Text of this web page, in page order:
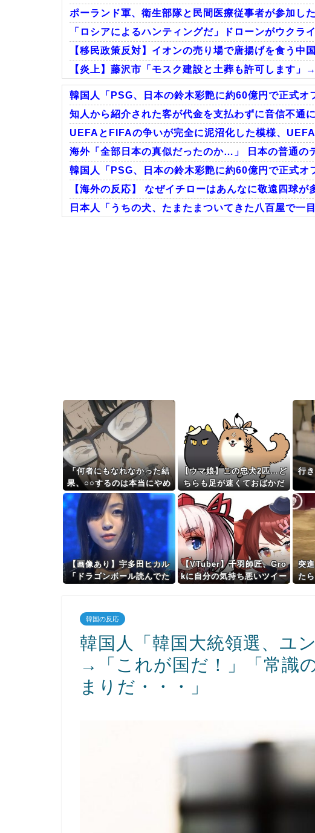
ポーランド軍、衛生部隊と民間医療従事者が参加し
「ロシアによるハンティングだ」ドローンがウク
【移民政策反対】イオンの売り場で唐揚げを食う中
【炎上】藤沢市「モスク建設と土葬も許可します」
Powered by livedoor 相互RSS
韓国人「PSG、日本の鈴木彩艶に約60億円で正式
知人から紹介された客が代金を支払わずに音信不通
UEFAとFIFAの争いが完全に泥沼化した模様、
海外「全部日本の真似だったのか…」 日本の普通の
韓国人「PSG、日本の鈴木彩艶に約60億円で正式
【海外の反応】 なぜイチローはあんなに敬遠四球
日本人「うちの犬、たまたまついてきた八百屋で一
「何者にもなれなかった結
果、○○するのは本当にやめ
た方がいい。それやっても
自分の価値は上がらない」
→各界隈に突き刺さってし
まう
【ウマ娘】この忠犬2匹…ど
ちらも足が速くておばかだ
行
【画像あり】宇多田ヒカル
「ドラゴンボール読んでた
【VTuber】千羽師匠、Gro
kに自分の気持ち悪いツイー
突
た
韓国の反応
韓国人「韓国大統領選、ユ
→「これが国だ！」「常識
まりだ・・・」